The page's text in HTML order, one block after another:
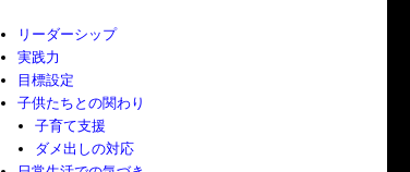
リーダーシップ
実践力
目標設定
子供たちとの関わり
子育て支援
ダメ出しの対応